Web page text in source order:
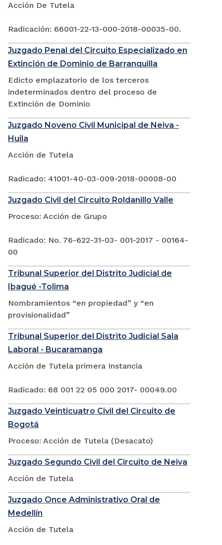
Acción De Tutela
Radicación: 66001-22-13-000-2018-00035-00.
Juzgado Penal del Circuito Especializado en
Extinción de Dominio de Barranquilla
Edicto emplazatorio de los terceros
indeterminados dentro del proceso de
Extinción de Dominio
Juzgado Noveno Civil Municipal de Neiva -
Huila
Acción de Tutela
Radicado: 41001-40-03-009-2018-00008-00
Juzgado Civil del Circuito Roldanillo Valle
Proceso: Acción de Grupo
Radicado: No. 76-622-31-03- 001-2017 - 00164-
00
Tribunal Superior del Distrito Judicial de
Ibagué -Tolima
Nombramientos “en propiedad” y “en
provisionalidad”
Tribunal Superior del Distrito Judicial Sala
Laboral - Bucaramanga
Acción de Tutela primera Instancia
Radicado: 68 001 22 05 000 2017- 00049.00
Juzgado Veinticuatro Civil del Circuito de
Bogotá
Proceso: Acción de Tutela (Desacato)
Juzgado Segundo Civil del Circuito de Neiva
Acción de Tutela
Juzgado Once Administrativo Oral de
Medellín
Acción de Tutela